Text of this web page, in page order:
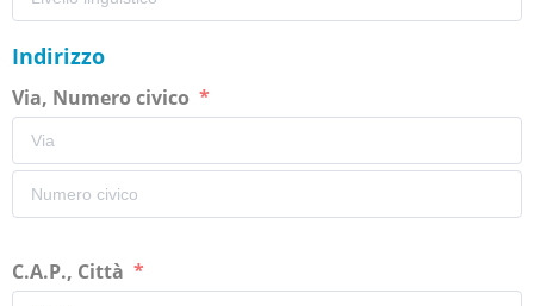
Indirizzo
Via, Numero civico
C.A.P., Città